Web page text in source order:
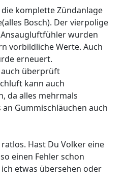
komplette Zündanlage
Bosch). Der vierpolige
wurden
vorbildliche Werte. Auch
erneuert.
auch überprüft
kann auch
da alles mehrmals
Gummischläuchen auch
Hast Du Volker eine
einen Fehler schon
etwas übersehen oder